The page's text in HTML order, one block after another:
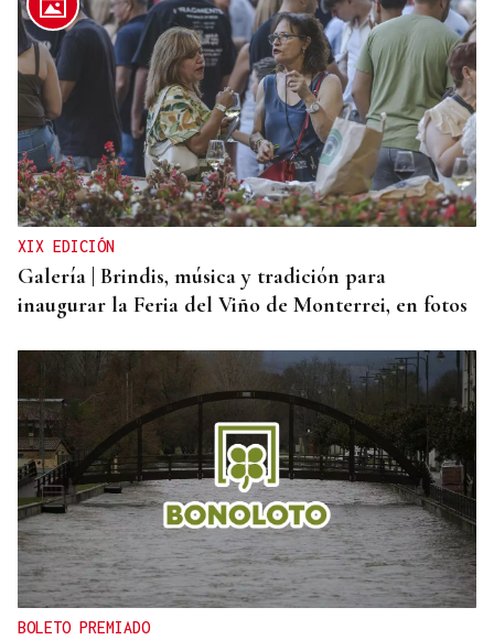
AHORRO ENERGÉTICO
La UE lanza una campaña de ahorro energético
doméstico
XIX EDICIÓN
Galería | Brindis, música y tradición para
inaugurar la Feria del Viño de Monterrei, en fotos
BOLETO PREMIADO